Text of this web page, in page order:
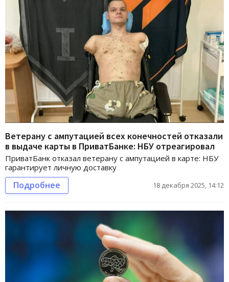
Ветерану с ампутацией всех конечностей отказали
в выдаче карты в ПриватБанке: НБУ отреагировал
ПриватБанк отказал ветерану с ампутацией в карте: НБУ
гарантирует личную доставку
Подробнее 18 декабря 2025, 14:12